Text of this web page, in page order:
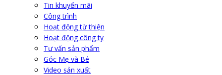
Tin khuyến mãi
Công trình
Hoạt động từ thiện
Hoạt động công ty
Tư vấn sản phẩm
Góc Mẹ và Bé
Video sản xuất